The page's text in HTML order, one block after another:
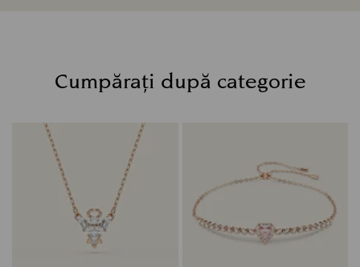
Cumpărați după categorie